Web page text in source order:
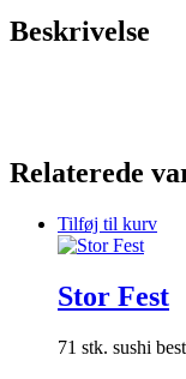
Beskrivelse
Relaterede
Tilføj til kurv
Stor Fest
71 stk. sushi